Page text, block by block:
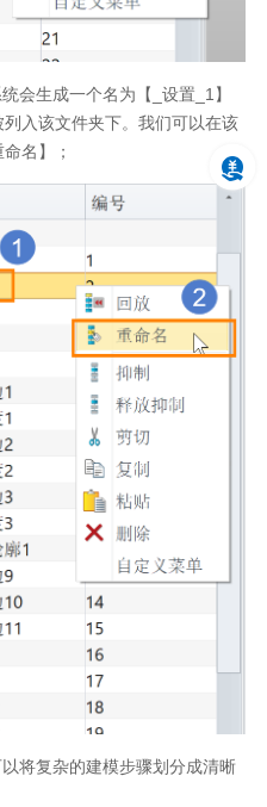
会生成一个名为【_设置_1】
入该文件夹下。我们可以在该
名】；
将复杂的建模步骤划分成清晰